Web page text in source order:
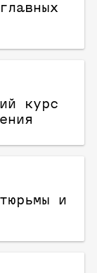
курс
и